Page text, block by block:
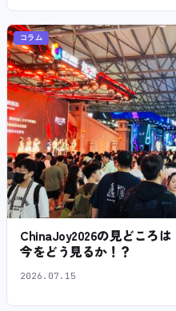
コラム
ChinaJoy2026の見どころ
今をどう見るか！？
2026.07.15